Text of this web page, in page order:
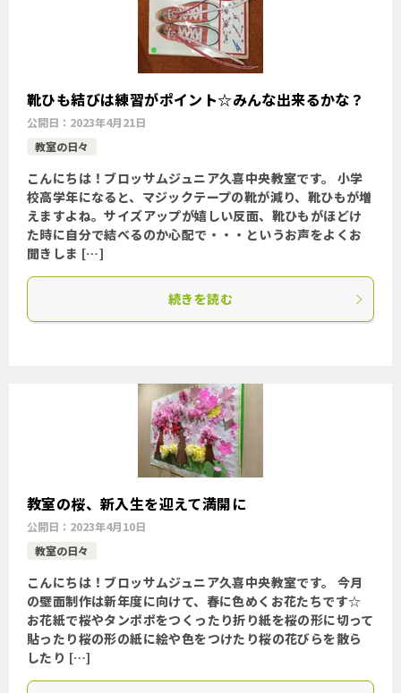
靴ひも結びは練習がポイント☆みんな出来るかな？
公開日： 2023年4月21日
教室の日々
こんにちは！ブロッサムジュニア久喜中央教室です。 小学
校高学年になると、マジックテープの靴が減り、靴ひもが増
えますよね。サイズアップが嬉しい反面、靴ひもがほどけ
た時に自分で結べるのか心配で・・・というお声をよくお
聞きしま […]
続きを読む
教室の桜、新入生を迎えて満開に
公開日： 2023年4月10日
教室の日々
こんにちは！ブロッサムジュニア久喜中央教室です。 今月
の壁面制作は新年度に向けて、春に色めくお花たちです☆
お花紙で桜やタンポポをつくったり折り紙を桜の形に切って
貼ったり桜の形の紙に絵や色をつけたり桜の花びらを散ら
したり […]